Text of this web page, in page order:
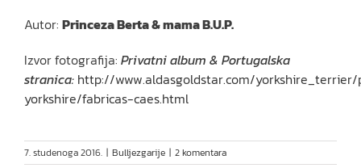
Autor: Princeza Berta & mama B.U.P.
Izvor fotografija: Privatni album & Portugalska
stranica: http://www.aldasgoldstar.com/
yorkshire/fabricas-caes.html
7. studenoga 2016. | Bulljezgarije | 2 komentara